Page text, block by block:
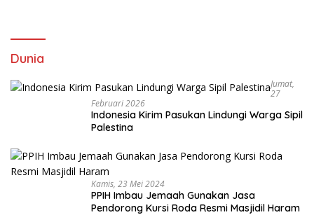
Dunia
Jumat,
27
Februari 2026
Indonesia Kirim Pasukan Lindungi Warga Sipil
Palestina
Kamis, 23 Mei 2024
PPIH Imbau Jemaah Gunakan Jasa
Pendorong Kursi Roda Resmi Masjidil Haram